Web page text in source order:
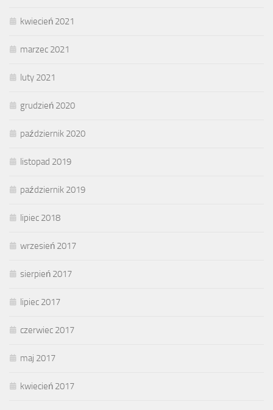
kwiecień 2021
marzec 2021
luty 2021
grudzień 2020
październik 2020
listopad 2019
październik 2019
lipiec 2018
wrzesień 2017
sierpień 2017
lipiec 2017
czerwiec 2017
maj 2017
kwiecień 2017